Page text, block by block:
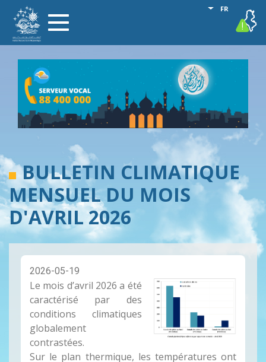
contenu
Toggle
navigation
FR
Lister les
vigilance
BULLETIN CLIMATIQUE
MENSUEL DU MOIS
D'AVRIL 2026
2026-05-19
Le mois d’avril 2026 a été
caractérisé par des
conditions climatiques
globalement
contrastées.
Sur le plan thermique, les températures ont